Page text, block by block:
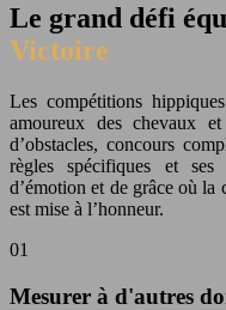
Le grand défi
Victoire
Les compétitions
amoureux des chevaux
d’obstacles, concours
règles spécifiques et ses
d’émotion et de grâce où
est mise à l’honneur.
01
Mesurer à d'autres